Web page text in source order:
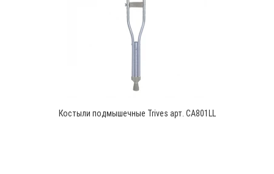
Костыли подмышечные Trives арт. CA801LL